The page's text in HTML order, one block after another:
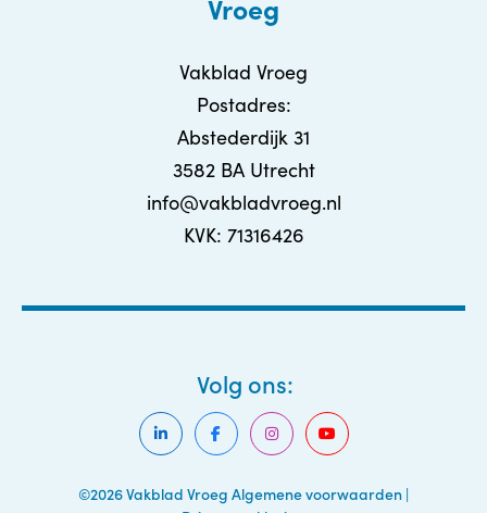
Vakblad Vroeg
Postadres:
Abstederdijk 31
3582 BA Utrecht
info@vakbladvroeg.nl
KVK: 71316426
©2026 Vakblad Vroeg Algemene voorwaarden |
Volg ons: